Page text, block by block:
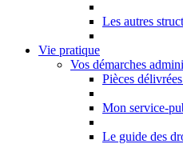
Les autres
Vie pratique
Vos démarches
Pièces
Mon service-
Le guide des